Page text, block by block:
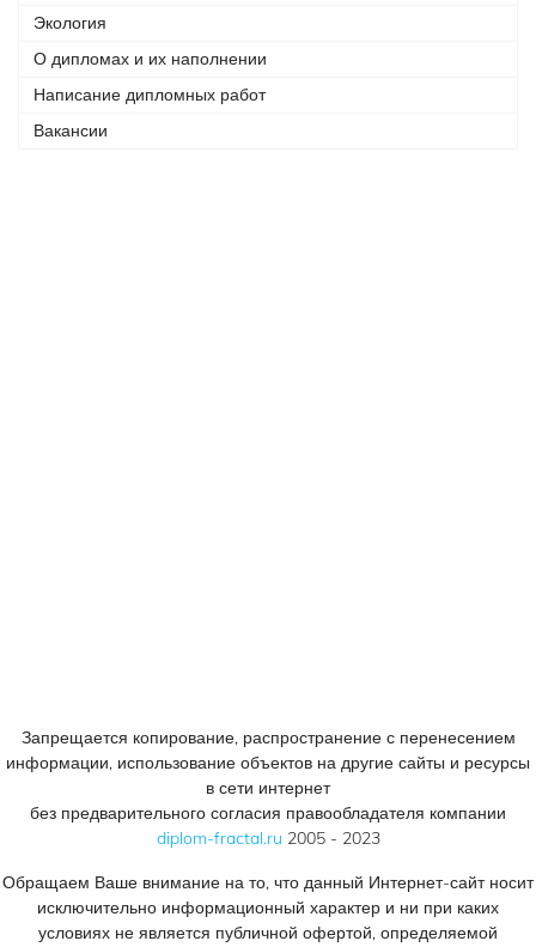
Экология
О дипломах и их наполнении
Написание дипломных работ
Вакансии
Запрещается копирование, распространение с перенесением
информации, использование объектов на другие сайты и ресурсы
в сети интернет
без предварительного согласия правообладателя компании
diplom-fractal.ru 2005 - 2023
Обращаем Ваше внимание на то, что данный Интернет-сайт носит
исключительно информационный характер и ни при каких
условиях не является публичной офертой, определяемой